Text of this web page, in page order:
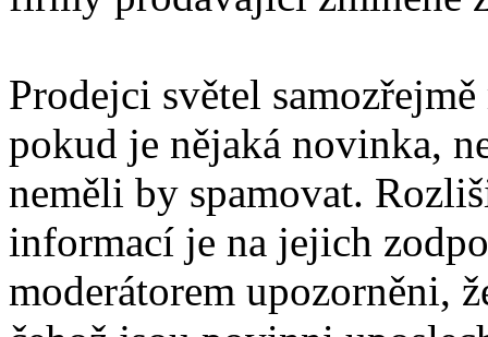
Prodejci světel
pokud je nějaká novinka,
neměli by spamovat.
informací je na jejich
moderátorem upozorněni,